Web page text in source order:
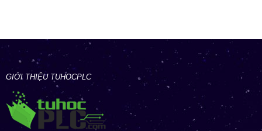
GIỚI THIỆU TUHOCPLC